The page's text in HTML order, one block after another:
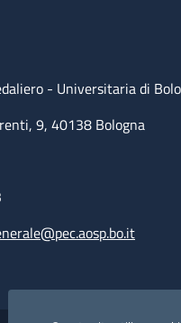
- Universitaria di
9, 40138 Bologna